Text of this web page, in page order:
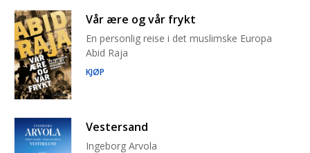
Vår ære og vår frykt
En personlig reise i det muslimske Europa
Abid Raja
KJØP
Vestersand
Ingeborg Arvola